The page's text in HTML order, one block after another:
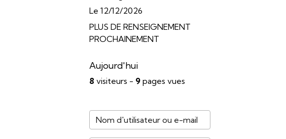
Le 12/12/2026
PLUS DE RENSEIGNEMENT
PROCHAINEMENT
Aujourd'hui
8 visiteurs - 9pages vues